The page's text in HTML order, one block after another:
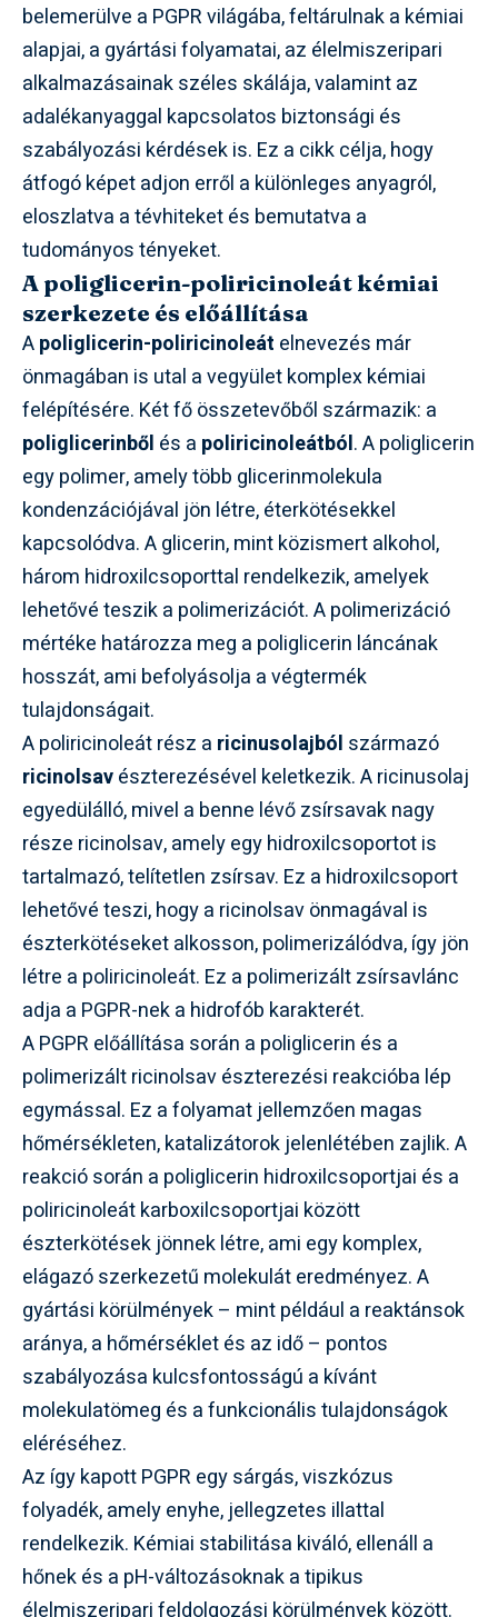
belemerülve a PGPR világába, feltárulnak a kémiai
alapjai, a gyártási folyamatai, az élelmiszeripari
alkalmazásainak széles skálája, valamint az
adalékanyaggal kapcsolatos biztonsági és
szabályozási kérdések is. Ez a cikk célja, hogy
átfogó képet adjon erről a különleges anyagról,
eloszlatva a tévhiteket és bemutatva a
tudományos tényeket.
A poliglicerin-poliricinoleát kémiai
szerkezete és előállítása
Apoliglicerin-poliricinoleát elnevezés már
önmagában is utal a vegyület komplex kémiai
felépítésére. Két fő összetevőből származik: a
poliglicerinből és a poliricinoleátból. A poliglicerin
egy polimer, amely több glicerinmolekula
kondenzációjával jön létre, éterkötésekkel
kapcsolódva. A glicerin, mint közismert alkohol,
három hidroxilcsoporttal rendelkezik, amelyek
lehetővé teszik a polimerizációt. A polimerizáció
mértéke határozza meg a poliglicerin láncának
hosszát, ami befolyásolja a végtermék
tulajdonságait.
A poliricinoleát rész a ricinusolajból származó
ricinolsavészterezésével keletkezik. A ricinusolaj
egyedülálló, mivel a benne lévő zsírsavak nagy
része ricinolsav, amely egy hidroxilcsoportot is
tartalmazó, telítetlen zsírsav. Ez a hidroxilcsoport
lehetővé teszi, hogy a ricinolsav önmagával is
észterkötéseket alkosson, polimerizálódva, így jön
létre a poliricinoleát. Ez a polimerizált zsírsavlánc
adja a PGPR-nek a hidrofób karakterét.
A PGPR előállítása során a poliglicerin és a
polimerizált ricinolsav észterezési reakcióba lép
egymással. Ez a folyamat jellemzően magas
hőmérsékleten, katalizátorok jelenlétében zajlik. A
reakció során a poliglicerin hidroxilcsoportjai és a
poliricinoleát karboxilcsoportjai között
észterkötések jönnek létre, ami egy komplex,
elágazó szerkezetű molekulát eredményez. A
gyártási körülmények – mint például a reaktánsok
aránya, a hőmérséklet és az idő – pontos
szabályozása kulcsfontosságú a kívánt
molekulatömeg és a funkcionális tulajdonságok
eléréséhez.
Az így kapott PGPR egy sárgás, viszkózus
folyadék, amely enyhe, jellegzetes illattal
rendelkezik. Kémiai stabilitása kiváló, ellenáll a
hőnek és a pH-változásoknak a tipikus
élelmiszeripari feldolgozási körülmények között.